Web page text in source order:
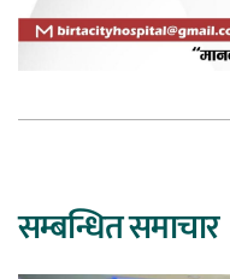
सम्बन्धित समाचार